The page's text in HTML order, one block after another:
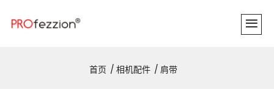
首页 相机配件 肩带